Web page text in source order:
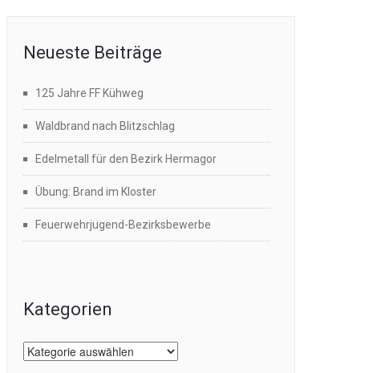
Neueste Beiträge
125 Jahre FF Kühweg
Waldbrand nach Blitzschlag
Edelmetall für den Bezirk Hermagor
Übung: Brand im Kloster
Feuerwehrjugend-Bezirksbewerbe
Kategorien
Kategorien